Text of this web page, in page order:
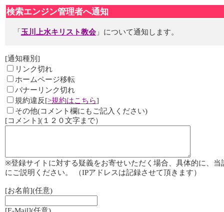
検索エンジン管理者へ通知
「 玉川上水キリスト教会 」について通知します。
[通知種別]
リンク切れ
ホームページ移転
バナーリンク切れ
規約違反[>規約はこちら]
その他(コメント欄にもご記入ください)
[コメント](１２０文字まで）
※登録サイトに対する疑義をお寄せいただく場合、具体的に、
にご説明ください。 （IPアドレスは記録させて頂きます）
[お名前](任意)